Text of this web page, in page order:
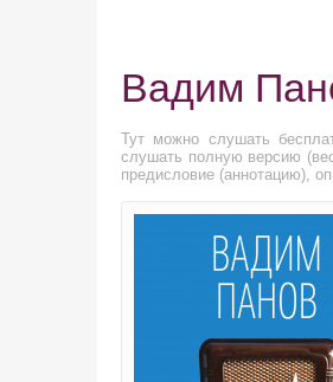
Вадим
Тут можно слушать
слушать полную версию
предисловие (аннотацию),